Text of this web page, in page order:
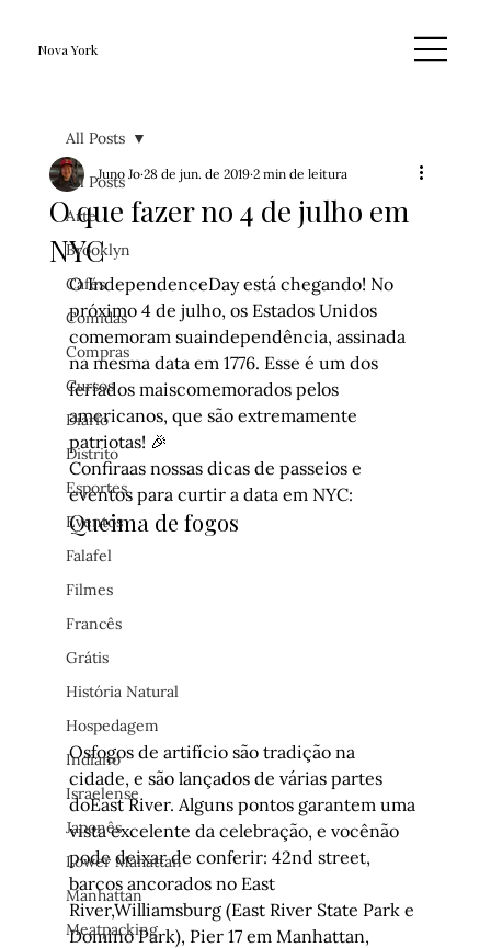
Nova York
All Posts
Arte
Brooklyn
Cafés
Comidas
Compras
Cursos
Diário
Distrito
Esportes
Eventos
Falafel
Filmes
Francês
Grátis
História Natural
Hospedagem
Indiano
Israelense
Japonês
Lower Mahattan
Manhattan
Meatpacking
All Posts
O que fazer no 4 de julho em
NYC
Juno Jo 28 de jun. de 2019 2 min de leitura
O IndependenceDay está chegando! No
próximo 4 de julho, os Estados Unidos
comemoram suaindependência, assinada
na mesma data em 1776. Esse é um dos
feriados maiscomemorados pelos
americanos, que são extremamente
patriotas! 🎉
Confiraas nossas dicas de passeios e
eventos para curtir a data em NYC:
Queima de fogos
Osfogos de artifício são tradição na
cidade, e são lançados de várias partes
doEast River. Alguns pontos garantem uma
vista excelente da celebração, e vocênão
pode deixar de conferir: 42nd street,
barcos ancorados no East
River,Williamsburg (East River State Park e
Domino Park), Pier 17 em Manhattan,